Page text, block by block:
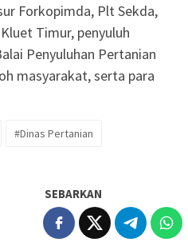
Forkopimda, Plt Sekda,
Timur, penyuluh
Penyuluhan Pertanian
masyarakat, serta para
#Dinas Pertanian
SEBARKAN